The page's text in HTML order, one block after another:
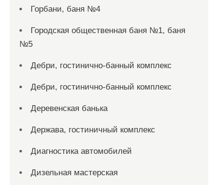
Горбани, баня №4
Городская общественная баня №1, баня
№5
Дебри, гостинично-банный комплекс
Дебри, гостинично-банный комплекс
Деревенская банька
Держава, гостиничный комплекс
Диагностика автомобилей
Дизельная мастерская